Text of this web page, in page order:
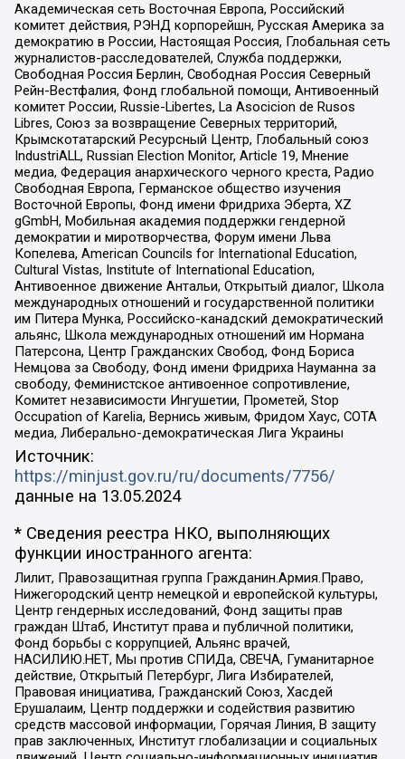
Академическая сеть Восточная Европа, Российский
комитет действия, РЭНД корпорейшн, Русская Америка за
демократию в России, Настоящая Россия, Глобальная сеть
журналистов-расследователей, Служба поддержки,
Свободная Россия Берлин, Свободная Россия Северный
Рейн-Вестфалия, Фонд глобальной помощи, Антивоенный
комитет России, Russie-Libertes, La Asocicion de Rusos
Libres, Союз за возвращение Северных территорий,
Крымскотатарский Ресурсный Центр, Глобальный союз
IndustriALL, Russian Election Monitor, Article 19, Мнение
медиа, Федерация анархического черного креста, Радио
Свободная Европа, Германское общество изучения
Восточной Европы, Фонд имени Фридриха Эберта, XZ
gGmbH, Мобильная академия поддержки гендерной
демократии и миротворчества, Форум имени Льва
Копелева, American Councils for International Education,
Cultural Vistas, Institute of International Education,
Антивоенное движение Антальи, Открытый диалог, Школа
международных отношений и государственной политики
им Питера Мунка, Российско-канадский демократический
альянс, Школа международных отношений им Нормана
Патерсона, Центр Гражданских Свобод, Фонд Бориса
Немцова за Свободу, Фонд имени Фридриха Науманна за
свободу, Феминистское антивоенное сопротивление,
Комитет независимости Ингушетии, Прометей, Stop
Occupation of Karelia, Вернись живым, Фридом Хаус, СОТА
медиа, Либерально-демократическая Лига Украины
Источник:
https://minjust.gov.ru/ru/documents/7756/
данные на 13.05.2024
* Сведения реестра НКО, выполняющих
функции иностранного агента:
Лилит, Правозащитная группа Гражданин.Армия.Право,
Нижегородский центр немецкой и европейской культуры,
Центр гендерных исследований, Фонд защиты прав
граждан Штаб, Институт права и публичной политики,
Фонд борьбы с коррупцией, Альянс врачей,
НАСИЛИЮ.НЕТ, Мы против СПИДа, СВЕЧА, Гуманитарное
действие, Открытый Петербург, Лига Избирателей,
Правовая инициатива, Гражданский Союз, Хасдей
Ерушалаим, Центр поддержки и содействия развитию
средств массовой информации, Горячая Линия, В защиту
прав заключенных, Институт глобализации и социальных